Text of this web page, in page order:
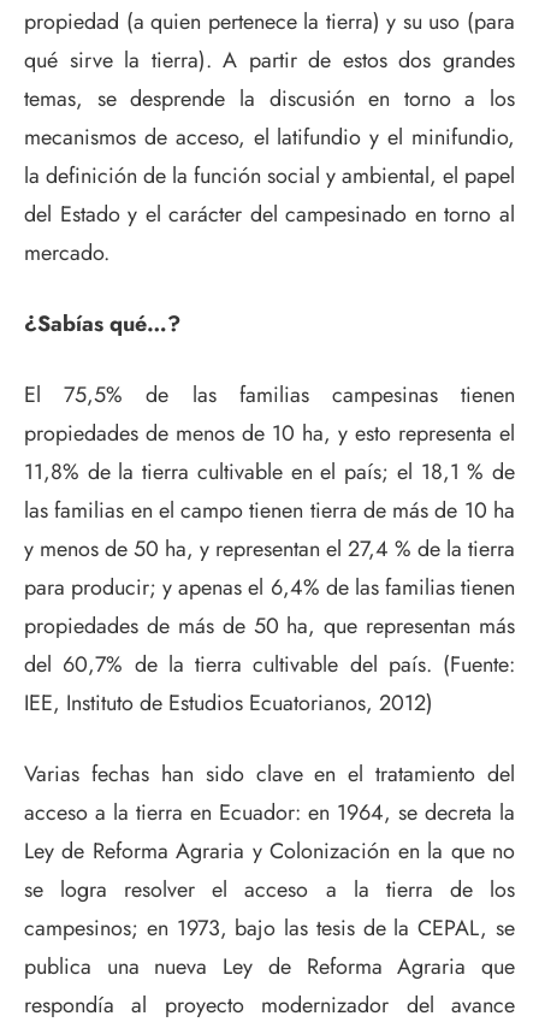
propiedad (a quien pertenece la tierra) y su uso (para
qué sirve la tierra). A partir de estos dos grandes
temas, se desprende la discusión en torno a los
mecanismos de acceso, el latifundio y el minifundio,
la definición de la función social y ambiental, el papel
del Estado y el carácter del campesinado en torno al
mercado.
¿Sabías qué…?
El 75,5% de las familias campesinas tienen
propiedades de menos de 10 ha, y esto representa el
11,8% de la tierra cultivable en el país; el 18,1 % de
las familias en el campo tienen tierra de más de 10 ha
y menos de 50 ha, y representan el 27,4 % de la tierra
para producir; y apenas el 6,4% de las familias tienen
propiedades de más de 50 ha, que representan más
del 60,7% de la tierra cultivable del país. (Fuente:
IEE, Instituto de Estudios Ecuatorianos, 2012)
Varias fechas han sido clave en el tratamiento del
acceso a la tierra en Ecuador: en 1964, se decreta la
Ley de Reforma Agraria y Colonización en la que no
se logra resolver el acceso a la tierra de los
campesinos; en 1973, bajo las tesis de la CEPAL, se
publica una nueva Ley de Reforma Agraria que
respondía al proyecto modernizador del avance